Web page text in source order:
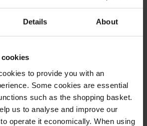
Details About
to provide you with an
Some cookies are essential
such as the shopping basket.
us to analyse and improve our
operate it economically. When using
Versand ab € 59,-
T-Stück